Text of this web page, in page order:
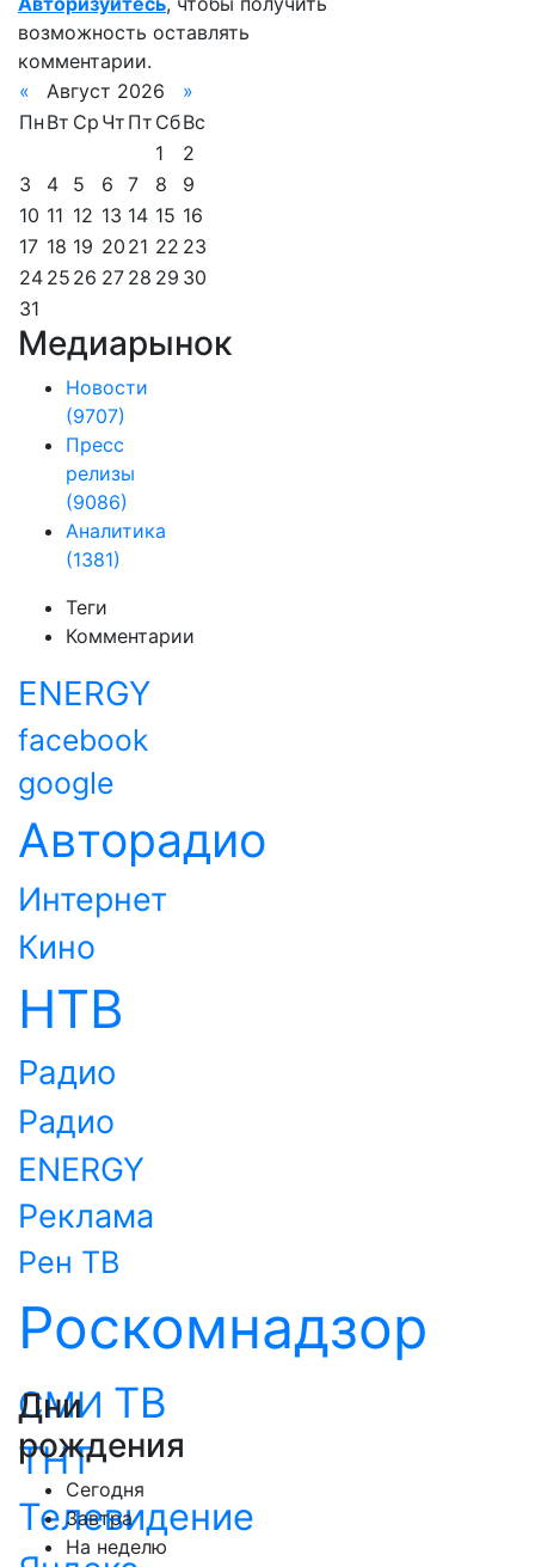
возможность оставлять
комментарии.
«
Август 2026
»
Пн Вт Ср Чт Пт СбВс
1
2
3
4 5 6 7 8
9
10 11 12 13 14 15 16
17 18 19 20 21 22 23
24 25 26 27 28 29 30
31
Медиарынок
Новости
(9707)
Пресс
релизы
(9086)
Аналитика
(1381)
Теги
Комментарии
ENERGY
facebook
google
Авторадио
Интернет
Кино
НТВ
Радио
Радио
ENERGY
Реклама
Рен ТВ
Роскомнадзор
СМИ ТВ
ТНТ
Телевидение
Дни
рождения
Сегодня
Завтра
На неделю